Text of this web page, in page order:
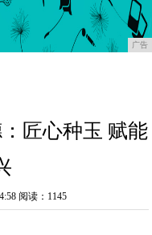
广告
匠心种玉 赋能
阅读：1145